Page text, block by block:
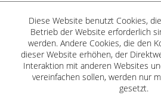
Produkt Information !
SALE SALE
5%
Diese Website benutzt Cookies,
Betrieb der Website erforderlich
werden. Andere Cookies, die den
dieser Website erhöhen, der
Interaktion mit anderen Websites
vereinfachen sollen, werden nur
gesetzt.